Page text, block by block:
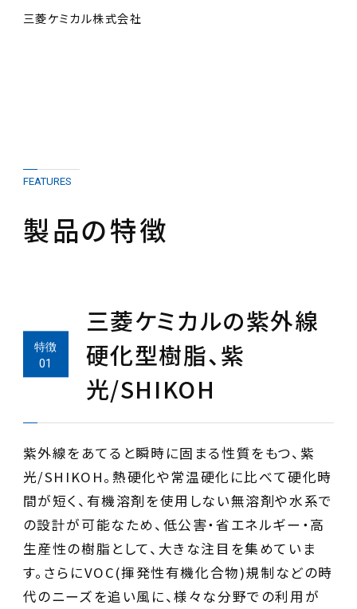
三菱ケミカル株式会社
FEATURES
製品の特徴
三菱ケミカルの紫外線
硬化型樹脂、紫
光/SHIKOH
紫外線をあてると瞬時に固まる性質をもつ、紫
光/SHIKOH。熱硬化や常温硬化に比べて硬化時
間が短く、有機溶剤を使用しない無溶剤や水系で
の設計が可能なため、低公害・省エネルギー・高
生産性の樹脂として、大きな注目を集めていま
す。さらにVOC(揮発性有機化合物)規制などの時
代のニーズを追い風に、様々な分野での利用が